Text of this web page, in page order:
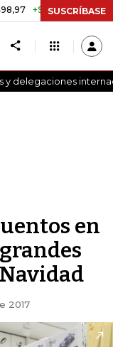
+2,19%
SUSCRÍBASE
y delegaciones
en
2017